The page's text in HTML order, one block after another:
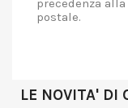
precedenza
postale.
LE NOVITA' DI